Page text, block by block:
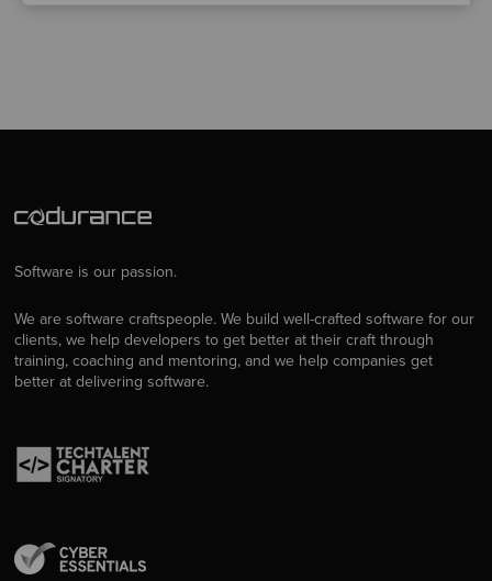
Software is our passion.
We are software craftspeople. We build well-crafted software for our
clients, we help developers to get better at their craft through
training, coaching and mentoring, and we help companies get
better at delivering software.